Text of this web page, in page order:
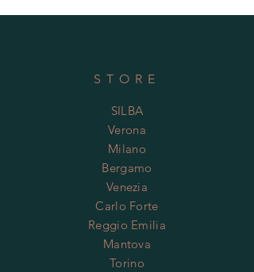
STORE
SILBA
Verona
Milano
Bergamo
Venezia
Carlo Forte
Reggio Emilia
Mantova
Torino